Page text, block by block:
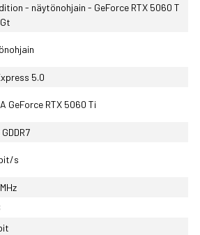
- näytönohjain - GeForce RTX 5060 T
5.0
GeForce RTX 5060 Ti
s